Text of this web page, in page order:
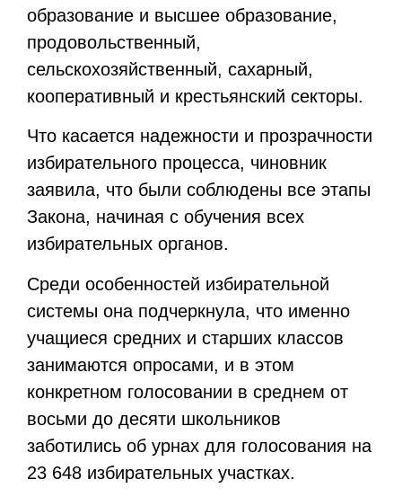
образование и высшее образование,
продовольственный,
сельскохозяйственный, сахарный,
кооперативный и крестьянский секторы.
Что касается надежности и прозрачности
избирательного процесса, чиновник
заявила, что были соблюдены все этапы
Закона, начиная с обучения всех
избирательных органов.
Среди особенностей избирательной
системы она подчеркнула, что именно
учащиеся средних и старших классов
занимаются опросами, и в этом
конкретном голосовании в среднем от
восьми до десяти школьников
заботились об урнах для голосования на
23 648 избирательных участках.